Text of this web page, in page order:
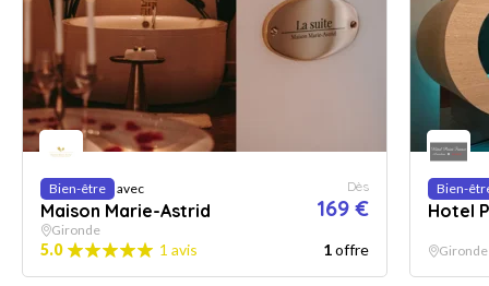
Bien-être avec
Maison Marie-Astrid
Dès
169 €
Gironde
5.0 1 avis 1offre
Bien-
Hotel
Gironde